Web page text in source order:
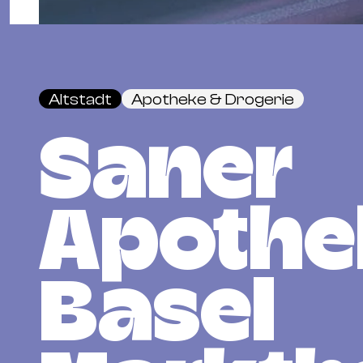
Altstadt Apotheke & Drogerie
Saner
Basel